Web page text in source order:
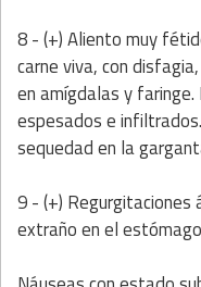
8 - (+) Aliento muy
carne viva, con
en amígdalas y
espesados e
sequedad en la
9 - (+) Regurgitaciones
extraño en el